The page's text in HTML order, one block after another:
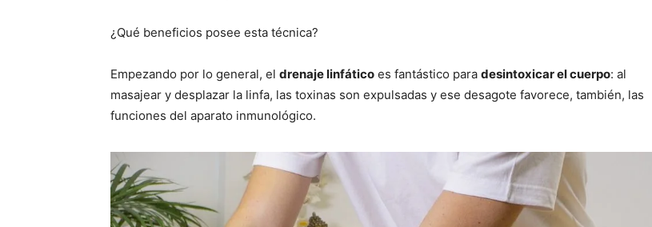
¿Qué beneficios posee esta técnica?
Empezando por lo general, el drenaje linfático es fantástico para desintoxicar el cuerpo: al
masajear y desplazar la linfa, las toxinas son expulsadas y ese desagote favorece, también, las
funciones del aparato inmunológico.